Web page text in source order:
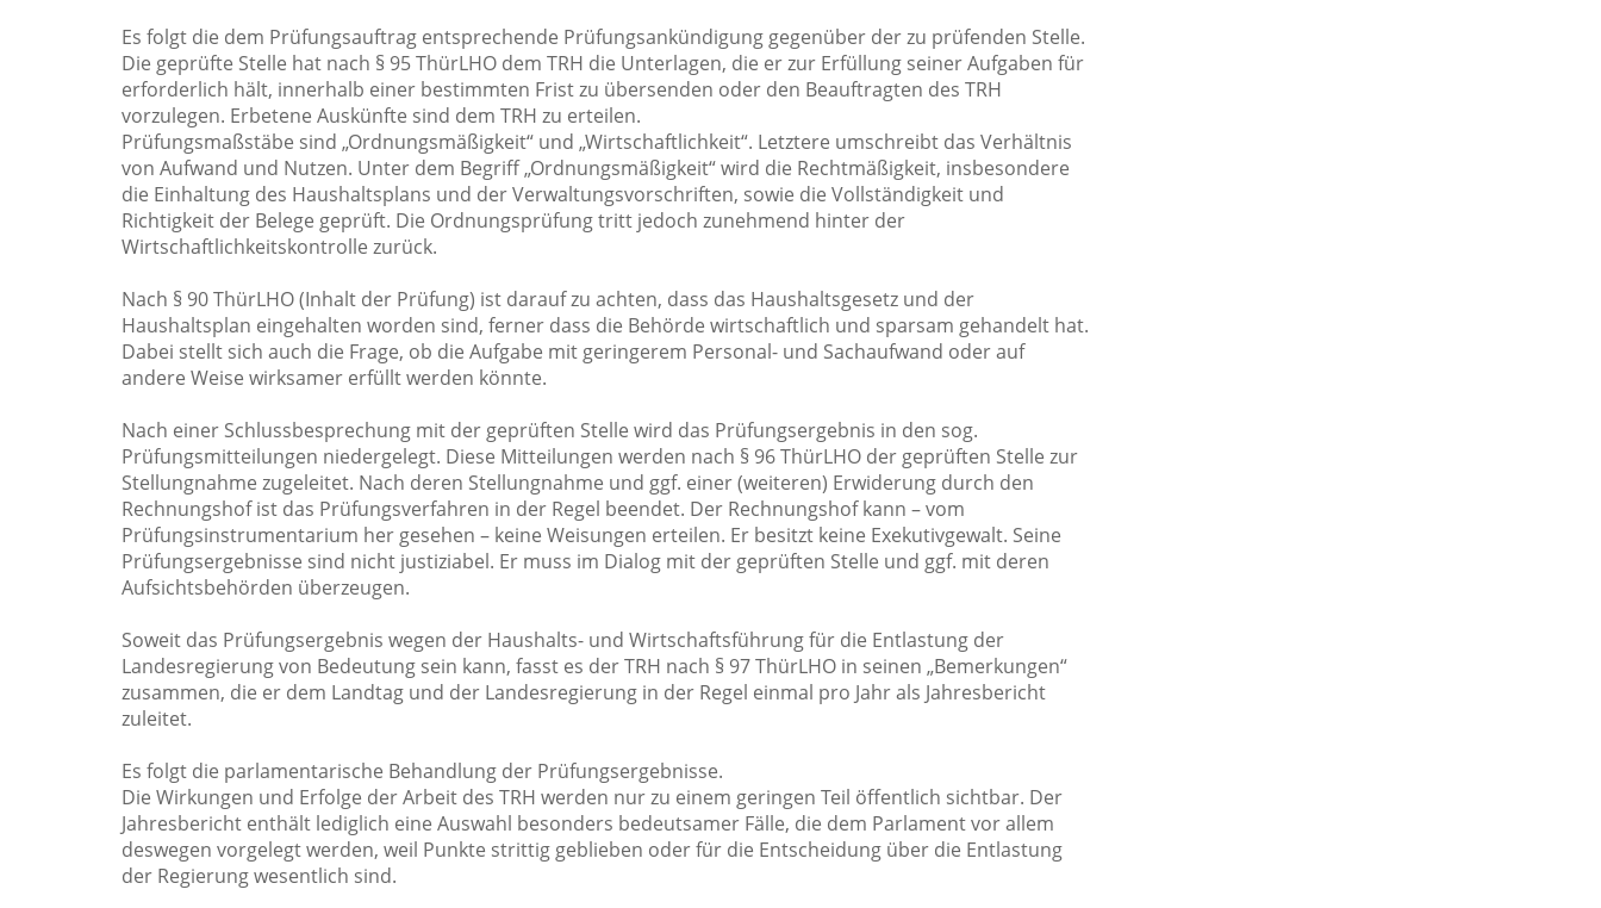
Es folgt die dem Prüfungsauftrag entsprechende Prüfungsankündigung gegenüber der zu prüfenden Stelle.
Die geprüfte Stelle hat nach § 95 ThürLHO dem TRH die Unterlagen, die er zur Erfüllung seiner Aufgaben für
erforderlich hält, innerhalb einer bestimmten Frist zu übersenden oder den Beauftragten des TRH
vorzulegen. Erbetene Auskünfte sind dem TRH zu erteilen.
Prüfungsmaßstäbe sind „Ordnungsmäßigkeit“ und „Wirtschaftlichkeit“. Letztere umschreibt das Verhältnis
von Aufwand und Nutzen. Unter dem Begriff „Ordnungsmäßigkeit“ wird die Rechtmäßigkeit, insbesondere
die Einhaltung des Haushaltsplans und der Verwaltungsvorschriften, sowie die Vollständigkeit und
Richtigkeit der Belege geprüft. Die Ordnungsprüfung tritt jedoch zunehmend hinter der
Wirtschaftlichkeitskontrolle zurück.
Nach § 90 ThürLHO (Inhalt der Prüfung) ist darauf zu achten, dass das Haushaltsgesetz und der
Haushaltsplan eingehalten worden sind, ferner dass die Behörde wirtschaftlich und sparsam gehandelt hat.
Dabei stellt sich auch die Frage, ob die Aufgabe mit geringerem Personal- und Sachaufwand oder auf
andere Weise wirksamer erfüllt werden könnte.
Nach einer Schlussbesprechung mit der geprüften Stelle wird das Prüfungsergebnis in den sog.
Prüfungsmitteilungen niedergelegt. Diese Mitteilungen werden nach § 96 ThürLHO der geprüften Stelle zur
Stellungnahme zugeleitet. Nach deren Stellungnahme und ggf. einer (weiteren) Erwiderung durch den
Rechnungshof ist das Prüfungsverfahren in der Regel beendet. Der Rechnungshof kann – vom
Prüfungsinstrumentarium her gesehen – keine Weisungen erteilen. Er besitzt keine Exekutivgewalt. Seine
Prüfungsergebnisse sind nicht justiziabel. Er muss im Dialog mit der geprüften Stelle und ggf. mit deren
Aufsichtsbehörden überzeugen.
Soweit das Prüfungsergebnis wegen der Haushalts- und Wirtschaftsführung für die Entlastung der
Landesregierung von Bedeutung sein kann, fasst es der TRH nach § 97 ThürLHO in seinen „Bemerkungen“
zusammen, die er dem Landtag und der Landesregierung in der Regel einmal pro Jahr als Jahresbericht
zuleitet.
Es folgt die parlamentarische Behandlung der Prüfungsergebnisse.
Die Wirkungen und Erfolge der Arbeit des TRH werden nur zu einem geringen Teil öffentlich sichtbar. Der
Jahresbericht enthält lediglich eine Auswahl besonders bedeutsamer Fälle, die dem Parlament vor allem
deswegen vorgelegt werden, weil Punkte strittig geblieben oder für die Entscheidung über die Entlastung
der Regierung wesentlich sind.